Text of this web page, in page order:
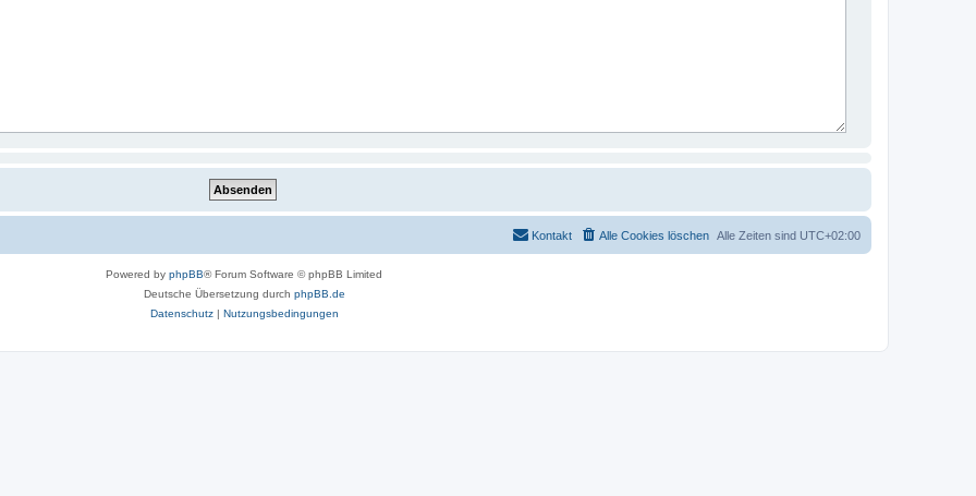
Alle Zeiten sind UTC+02:00
Alle Cookies löschen
Kontakt
Powered by phpBB® Forum Software © phpBB Limited
Deutsche Übersetzung durch phpBB.de
Datenschutz| Nutzungsbedingungen